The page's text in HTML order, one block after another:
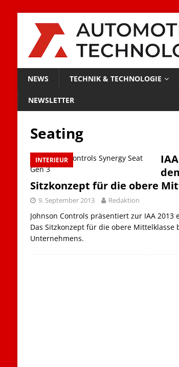
NEWS TECHNIK & TECHNOLOGIE
NEWSLETTER
Seating
INTERIEUR
Sitzkonzept für die obere
9. September 2013 Redaktion
Johnson Controls präsentiert zur IAA 2013
Das Sitzkonzept für die obere
Unternehmens.